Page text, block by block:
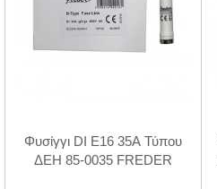
Φυσίγγι DI Ε16 35Α Τύπου
ΔΕΗ 85-0035 FREDER